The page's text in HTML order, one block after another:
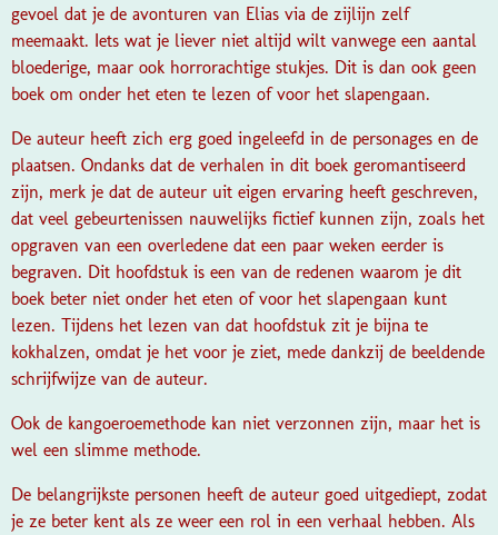
gevoel dat je de avonturen van Elias via de zijlijn zelf
meemaakt. Iets wat je liever niet altijd wilt vanwege een aantal
bloederige, maar ook horrorachtige stukjes. Dit is dan ook geen
boek om onder het eten te lezen of voor het slapengaan.
De auteur heeft zich erg goed ingeleefd in de personages en de
plaatsen. Ondanks dat de verhalen in dit boek geromantiseerd
zijn, merk je dat de auteur uit eigen ervaring heeft geschreven,
dat veel gebeurtenissen nauwelijks fictief kunnen zijn, zoals het
opgraven van een overledene dat een paar weken eerder is
begraven. Dit hoofdstuk is een van de redenen waarom je dit
boek beter niet onder het eten of voor het slapengaan kunt
lezen. Tijdens het lezen van dat hoofdstuk zit je bijna te
kokhalzen, omdat je het voor je ziet, mede dankzij de beeldende
schrijfwijze van de auteur.
Ook de kangoeroemethode kan niet verzonnen zijn, maar het is
wel een slimme methode.
De belangrijkste personen heeft de auteur goed uitgediept, zodat
je ze beter kent als ze weer een rol in een verhaal hebben. Als